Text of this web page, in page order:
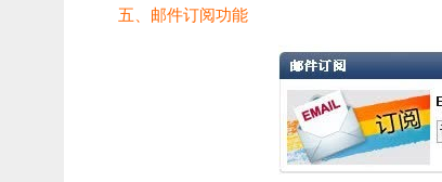
五、邮件订阅功能